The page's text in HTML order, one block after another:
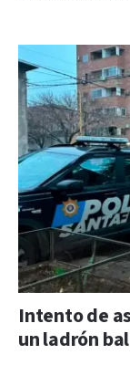
Intento de
un ladrón